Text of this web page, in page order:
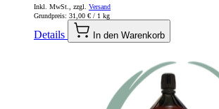
Inkl. MwSt., zzgl. Versand
Grundpreis: 31,00 € / 1 kg
Details In den Warenkorb